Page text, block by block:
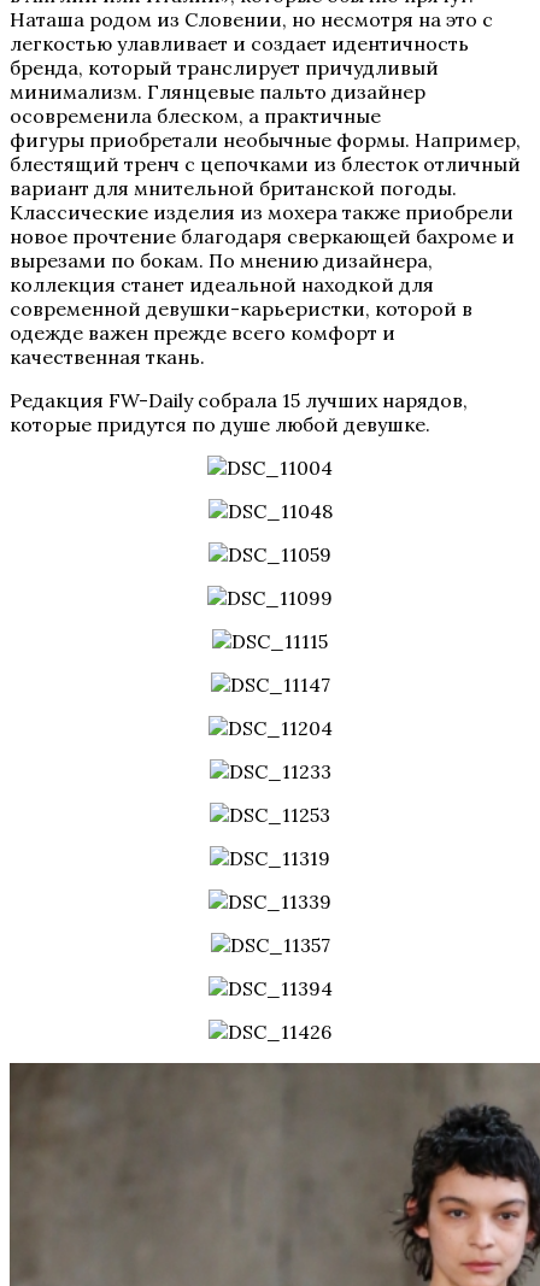
Наташа родом из Словении, но несмотря на это с
легкостью улавливает и создает идентичность
бренда, который транслирует причудливый
минимализм. Глянцевые пальто дизайнер
осовременила блеском, а практичные
фигуры приобретали необычные формы. Например,
блестящий тренч с цепочками из блесток отличный
вариант для мнительной британской погоды.
Классические изделия из мохера также приобрели
новое прочтение благодаря сверкающей бахроме и
вырезами по бокам. По мнению дизайнера,
коллекция станет идеальной находкой для
современной девушки-карьеристки, которой в
одежде важен прежде всего комфорт и
качественная ткань.
Редакция FW-Daily собрала 15 лучших нарядов,
которые придутся по душе любой девушке.